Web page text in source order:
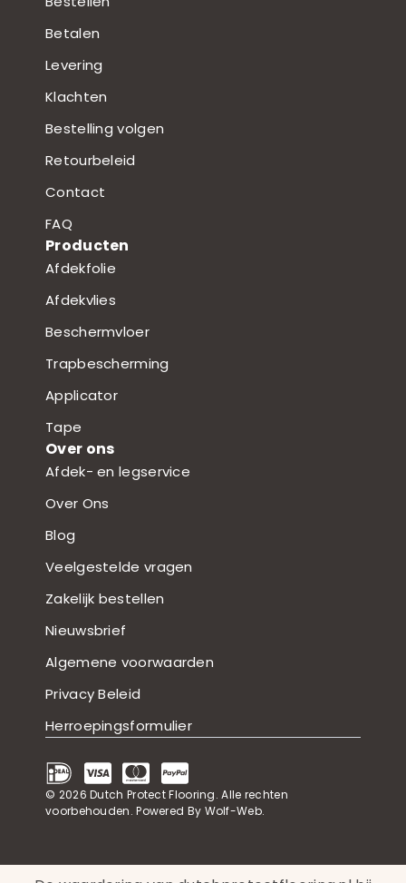
Betalen
Levering
Klachten
Bestelling volgen
Retourbeleid
Contact
FAQ
Producten
Afdekfolie
Afdekvlies
Beschermvloer
Trapbescherming
Applicator
Tape
Over ons
Afdek- en legservice
Over Ons
Blog
Veelgestelde vragen
Zakelijk bestellen
Nieuwsbrief
Algemene voorwaarden
Privacy Beleid
Herroepingsformulier
© 2026Dutch Protect Flooring. Alle rechten
voorbehouden.Powered By Wolf-Web.